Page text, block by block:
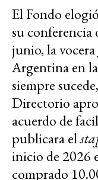
El Fondo
su conferencia
junio, la
Argentina en
siempre
Directorio
acuerdo de
publicara el
inicio de 2026
comprado